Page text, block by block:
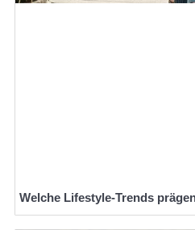
Welche Lifestyle-Trends